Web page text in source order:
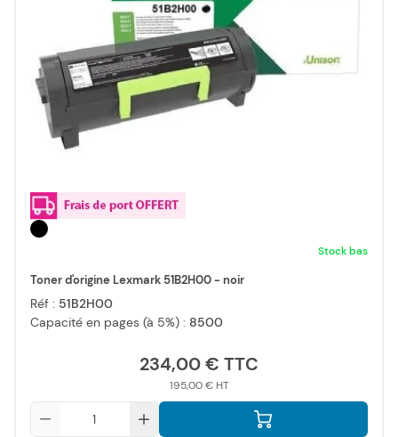
Stock bas
Toner d'origine Lexmark 51B2H00 - noir
Réf : 51B2H00
Capacité en pages (à 5%) : 8500
234,00 €
195,00 €